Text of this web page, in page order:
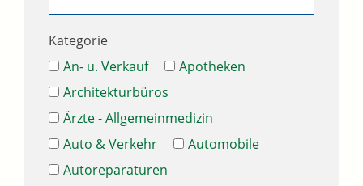
Kategorie
An- u. Verkauf
Apotheken
Architekturbüros
Ärzte - Allgemeinmedizin
Auto & Verkehr
Automobile
Autoreparaturen